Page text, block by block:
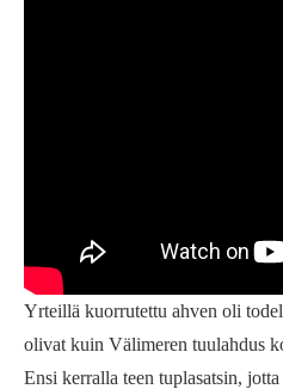
Yrteillä kuorrutettu ahven oli
olivat kuin Välimeren tuulahdus
Ensi kerralla teen tuplasatsin,